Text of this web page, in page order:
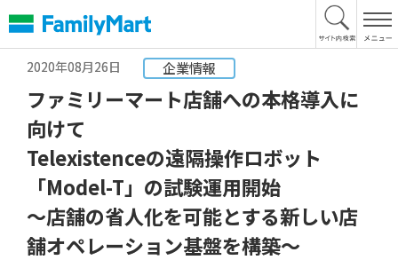
文
へ
2020年08月26日
企業情報
ファミリーマート店舗への本格導入に
向けて
Telexistenceの遠隔操作ロボット
「Model-T」の試験運用開始
～店舗の省人化を可能とする新しい店
舗オペレーション基盤を構築～